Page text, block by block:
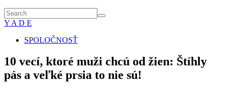
Y A D E
SPOLOČNOSŤ
10 vecí, ktoré muži chcú od žien: Štíhly
pás a veľké prsia to nie sú!